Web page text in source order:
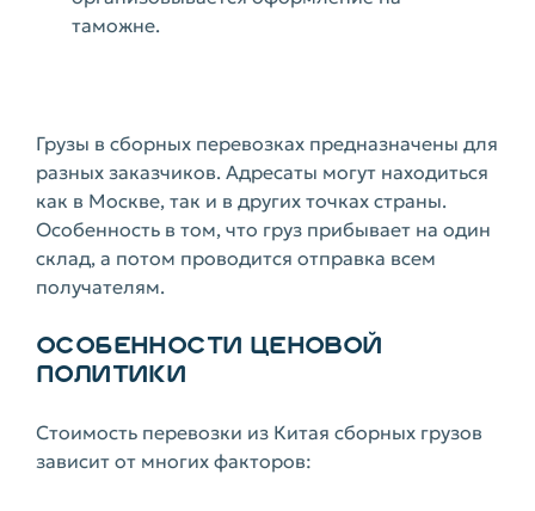
таможне.
Грузы в сборных перевозках предназначены для
разных заказчиков. Адресаты могут находиться
как в Москве, так и в других точках страны.
Особенность в том, что груз прибывает на один
склад, а потом проводится отправка всем
получателям.
ОСОБЕННОСТИ ЦЕНОВОЙ
ПОЛИТИКИ
Стоимость перевозки из Китая сборных грузов
зависит от многих факторов: